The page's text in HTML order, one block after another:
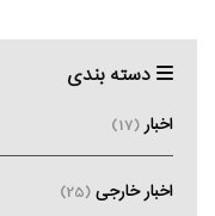
دسته بندی
اخبار(17)
اخبار خارجی (25)